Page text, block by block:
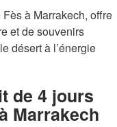
à Marrakech, offre
et de souvenirs
désert à l’énergie
de 4 jours
Marrakech